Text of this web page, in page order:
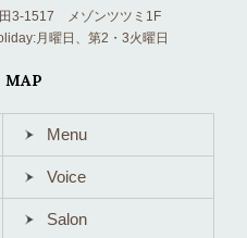
3-1517 メゾンツツミ1F
月曜日、第2・3火曜日
MAP
Menu
Voice
Salon